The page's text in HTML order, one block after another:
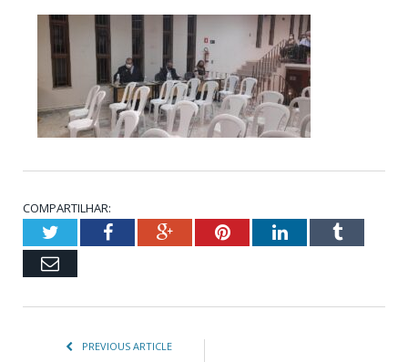
COMPARTILHAR:
TwitterFacebookGoogle+PinterestLinkedInTumblr
Email
PREVIOUS ARTICLE